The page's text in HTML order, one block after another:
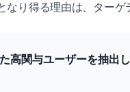
なり得る理由は、ター
高関与ユーザーを抽出